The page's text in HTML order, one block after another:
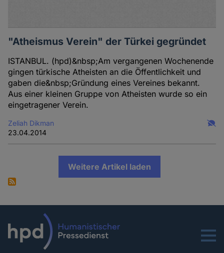
"Atheismus Verein" der Türkei gegründet
ISTANBUL. (hpd)&nbsp;Am vergangenen Wochenende
gingen türkische Atheisten an die Öffentlichkeit und
gaben die&nbsp;Gründung eines Vereines bekannt.
Aus einer kleinen Gruppe von Atheisten wurde so ein
eingetragener Verein.
Zeliah Dikman
23.04.2014
Weitere Artikel laden
Menu